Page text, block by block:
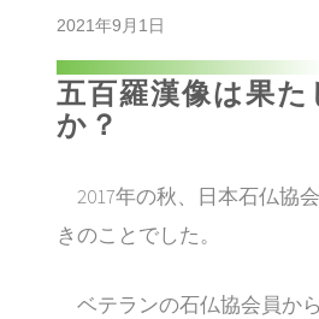
2021年9月1日
五百羅漢像は果た
か？
2017年の秋、日本石仏協
きのことでした。
ベテランの石仏協会員か